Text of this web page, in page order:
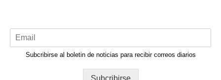
Subcribirse al boletin de noticias para recibir correos diarios
Subcribirse